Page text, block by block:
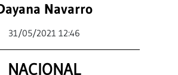
Navarro
31/05/2021 12:46
NACIONAL